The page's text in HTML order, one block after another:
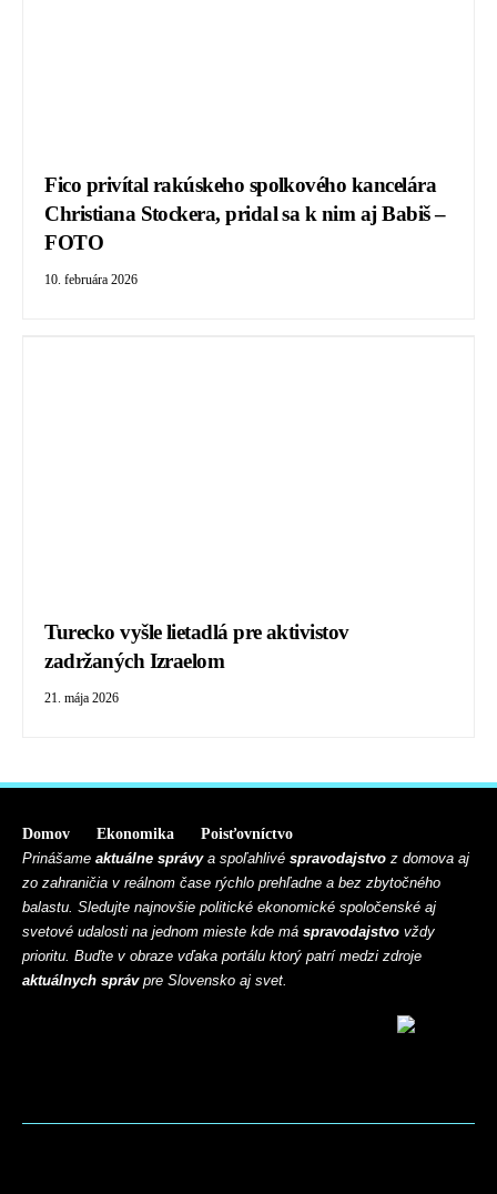
Fico privítal rakúskeho spolkového kancelára
Christiana Stockera, pridal sa k nim aj Babiš –
FOTO
10. februára 2026
Turecko vyšle lietadlá pre aktivistov
zadržaných Izraelom
21. mája 2026
Domov Ekonomika
Poisťovníctvo
Prinášame aktuálne správya spoľahlivé spravodajstvo z domova aj
zo zahraničia v reálnom čase rýchlo prehľadne a bez zbytočného
balastu. Sledujte najnovšie politické ekonomické spoločenské aj
svetové udalosti na jednom mieste kde má spravodajstvo vždy
prioritu. Buďte v obraze vďaka portálu ktorý patrí medzi zdroje
aktuálnych správpre Slovensko aj svet.